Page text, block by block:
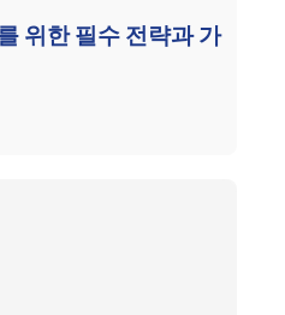
위한 필수 전략과 가